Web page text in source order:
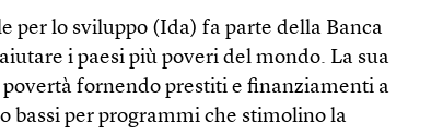
per lo sviluppo (Ida) fa parte della Banca
i paesi più poveri del mondo. La sua
fornendo prestiti e finanziamenti a
bassi per programmi che stimolino la